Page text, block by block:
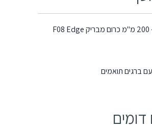
ידית 41972 – 200 מ"מ כרום מבריק F08 Edge
ברגים תואמים
דומים